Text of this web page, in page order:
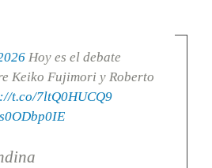
Hoy es el debate
Keiko Fujimori y Roberto
t.co/7ltQ0HUCQ9